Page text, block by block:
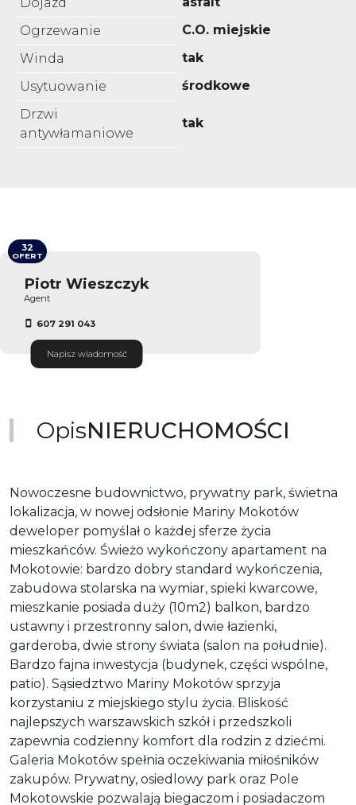
Ogrzewanie
C.O. miejskie
Winda
tak
Usytuowanie
środkowe
Drzwi
antywłamaniowe
tak
Piotr Wieszczyk
Agent
607 291 043
Napisz wiadomość
32
OFERT
OpisNIERUCHOMOŚCI
Nowoczesne budownictwo, prywatny park, świetna
lokalizacja, w nowej odsłonie Mariny Mokotów
deweloper pomyślał o każdej sferze życia
mieszkańców. Świeżo wykończony apartament na
Mokotowie: bardzo dobry standard wykończenia,
zabudowa stolarska na wymiar, spieki kwarcowe,
mieszkanie posiada duży (10m2) balkon, bardzo
ustawny i przestronny salon, dwie łazienki,
garderoba, dwie strony świata (salon na południe).
Bardzo fajna inwestycja (budynek, części wspólne,
patio). Sąsiedztwo Mariny Mokotów sprzyja
korzystaniu z miejskiego stylu życia. Bliskość
najlepszych warszawskich szkół i przedszkoli
zapewnia codzienny komfort dla rodzin z dziećmi.
Galeria Mokotów spełnia oczekiwania miłośników
zakupów. Prywatny, osiedlowy park oraz Pole
Mokotowskie pozwalają biegaczom i posiadaczom